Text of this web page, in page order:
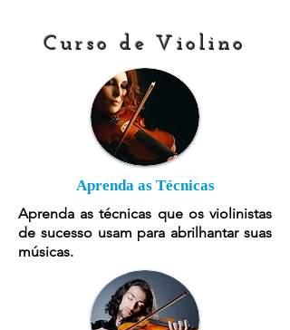
Curso de Violino
Aprenda as Técnicas
Aprenda as técnicas que os violinistas
de sucesso usam para abrilhantar suas
músicas.